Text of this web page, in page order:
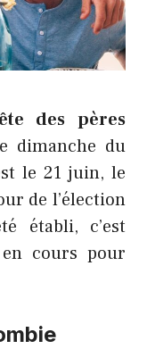
des pères
dimanche du
le 21 juin, le
de l’élection
établi, c’est
cours pour